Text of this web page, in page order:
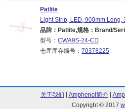
Patlite
Light Strip, LED, 900mm
品牌：Patlite,规格：Brand/
型号： CWA9S-24-CD
仓库库存编号： 70378225
关于我们 Amphenol简介|
Copyright © 2017